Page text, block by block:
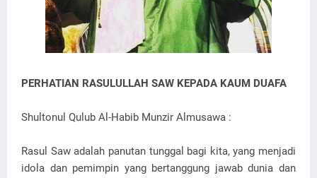
PERHATIAN RASULULLAH SAW KEPADA KAUM DUAFA
Shultonul Qulub Al-Habib Munzir Almusawa :
Rasul Saw adalah panutan tunggal bagi kita, yang menjadi
idola dan pemimpin yang bertanggung jawab dunia dan